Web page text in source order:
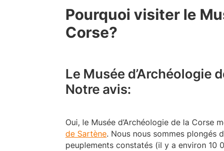
Pourquoi visiter le
Corse?
Le Musée d’Archéologie
Notre avis:
Oui, le Musée d’Archéologie de la Corse
de Sartène. Nous nous sommes plongés
peuplements constatés (il y a environ 10